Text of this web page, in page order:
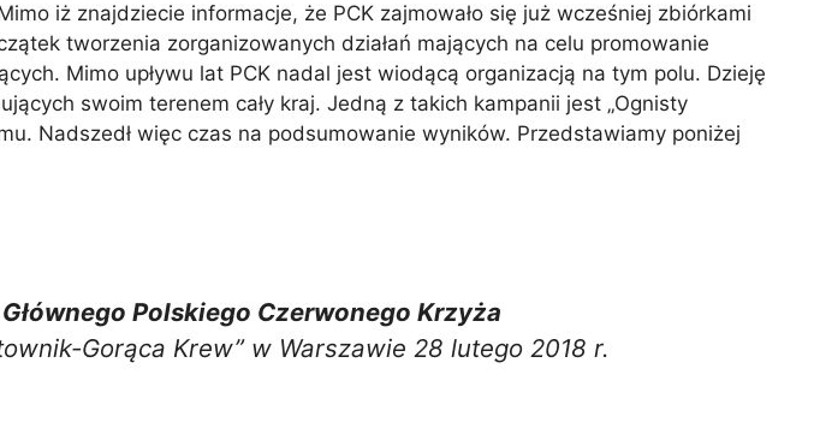
iż znajdziecie informacje, że PCK zajmowało się już wcześniej zbiórkami
tworzenia zorganizowanych działań mających na celu promowanie
Mimo upływu lat PCK nadal jest wiodącą organizacją na tym polu. Dzieję
swoim terenem cały kraj. Jedną z takich kampanii jest „Ognisty
Nadszedł więc czas na podsumowanie wyników. Przedstawiamy poniżej
Polskiego Czerwonego Krzyża
Gorąca Krew” w Warszawie 28 lutego 2018 r.